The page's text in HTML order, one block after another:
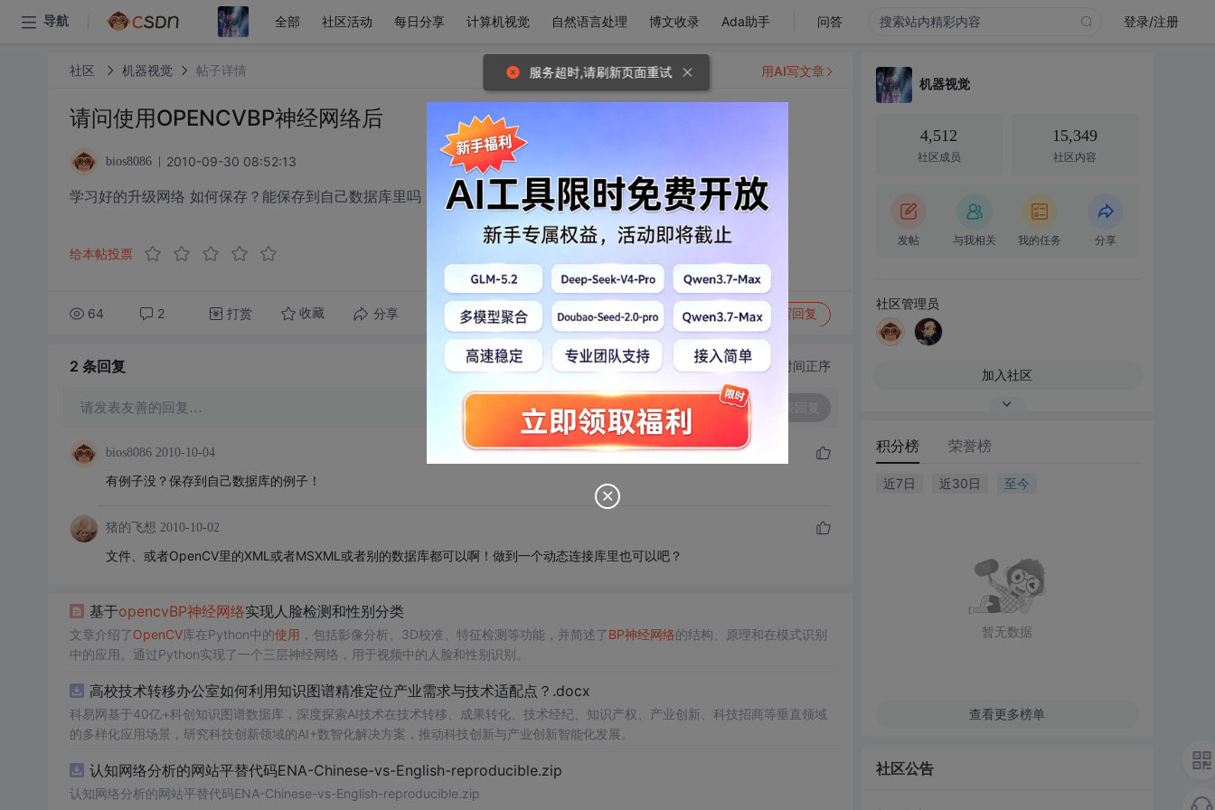
导航 全部 社区活动 每日分享 计算机视觉 自然语言处理 博文收录 Ada助手 问答 登录/注册
社区 机器视觉 帖子详情
请问使用OPENCVBP神经网络后
bios8086 2010-09-30 08:52:13
学习好的升级网络 如何保存？能保存到自己数据库里吗
给本帖投票
64 2 打赏 收藏 分享 转发到动态 举报 写回复
用AI写文章
2 条回复 切换为时间正序
请发表友善的回复…
bios8086 2010-10-04
有例子没？保存到自己数据库的例子！
猪的飞想 2010-10-02
文件、或者OpenCV里的XML或者MSXML或者别的数据库都可以啊！做到一个动态连接库里也可以吧？
基于opencvBP神经网络实现人脸检测和性别分类
文章介绍了OpenCV库在Python中的使用 ，包括影像分析、3D校准、特征检测等功能，并简述了BP神经网络的结构、原理和在模式识别
中的应用。通过Python实现了一个三层神经网络，用于视频中的人脸和性别识别。
高校技术转移办公室如何利用知识图谱精准定位产业需求与技术适配点？.docx
科易网基于40亿+科创知识图谱数据库，深度探索AI技术在技术转移、成果转化、技术经纪、知识产权、产业创新、科技招商等垂直领域
的多样化应用场景，研究科技创新领域的AI+数智化解决方案，推动科技创新与产业创新智能化发展。
认知网络分析的网站平替代码ENA-Chinese-vs-English-reproducible.zip
认知网络分析的网站平替代码ENA-Chinese-vs-English-reproducible.zip
机器视觉
4,512
社区成员
15,349
社区内容
发帖 与我相关 我的任务 分享
社区管理员
加入社区
积分榜 荣誉榜
近7日 近30日 至今
暂无数据
查看更多榜单
社区公告
服务超时,请刷新页面重试